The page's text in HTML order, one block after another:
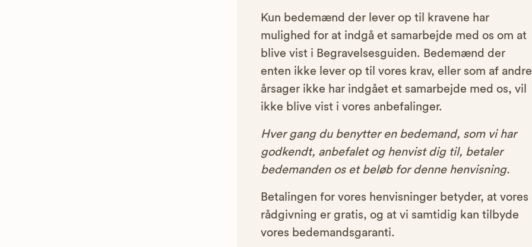
Kun bedemænd der lever op til kravene har
mulighed for at indgå et samarbejde med os om at
blive vist i Begravelsesguiden. Bedemænd der
enten ikke lever op til vores krav, eller som af andre
årsager ikke har indgået et samarbejde med os, vil
ikke blive vist i vores anbefalinger.
Hver gang du benytter en bedemand, som vi har
godkendt, anbefalet og henvist dig til, betaler
bedemanden os et beløb for denne henvisning.
Betalingen for vores henvisninger betyder, at vores
rådgivning er gratis, og at vi samtidig kan tilbyde
vores bedemandsgaranti.